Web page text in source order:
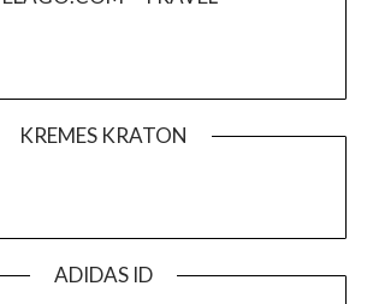
KREMES KRATON
ADIDAS ID